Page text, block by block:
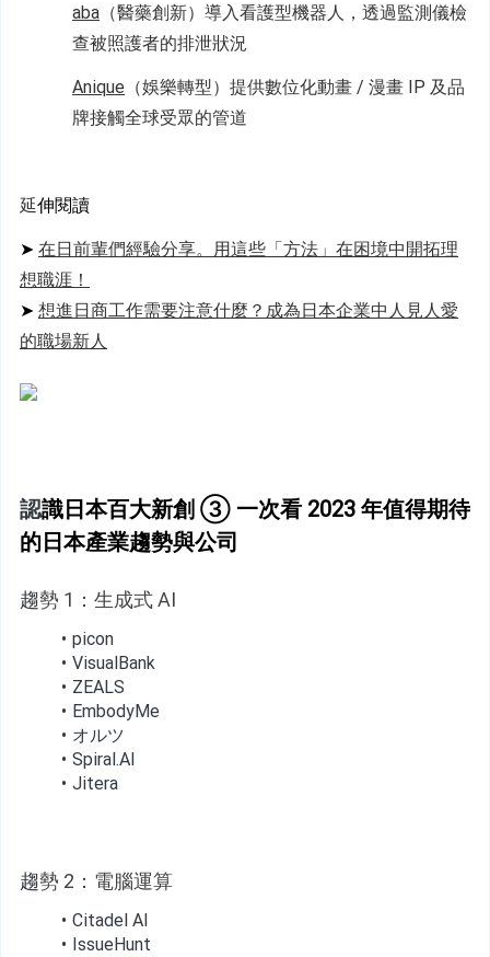
aba （醫藥創新）導入看護型機器人，透過監測儀檢
查被照護者的排泄狀況
Anique （娛樂轉型）提供數位化動畫 / 漫畫 IP 及品
牌接觸全球受眾的管道
延伸閱讀
➤ 在日前輩們經驗分享。用這些「方法」在困境中開拓理
想職涯！
➤ 想進日商工作需要注意什麼？成為日本企業中人見人愛
的職場新人
認識日本百大新創 ③ 一次看 2023 年值得期待
的日本產業趨勢與公司
趨勢 1：生成式 AI
picon
VisualBank
ZEALS
EmbodyMe
オルツ
Spiral.AI
Jitera
趨勢 2：電腦運算
Citadel AI
IssueHunt